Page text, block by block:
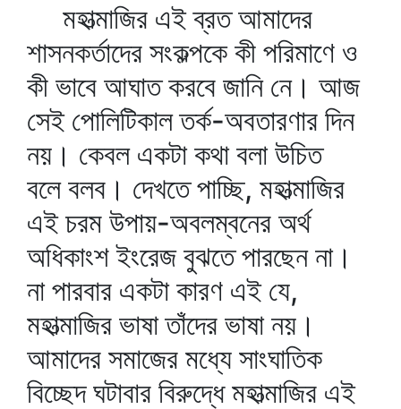
মহাত্মাজির এই ব্রত আমাদের
শাসনকর্তাদের সংকল্পকে কী পরিমাণে ও
কী ভাবে আঘাত করবে জানি নে। আজ
সেই পোলিটিকাল তর্ক-অবতারণার দিন
নয়। কেবল একটা কথা বলা উচিত
বলে বলব। দেখতে পাচ্ছি, মহাত্মাজির
এই চরম উপায়-অবলম্বনের অর্থ
অধিকাংশ ইংরেজ বুঝতে পারছেন না।
না পারবার একটা কারণ এই যে,
মহাত্মাজির ভাষা তাঁদের ভাষা নয়।
আমাদের সমাজের মধ্যে সাংঘাতিক
বিচ্ছেদ ঘটাবার বিরুদ্ধে মহাত্মাজির এই